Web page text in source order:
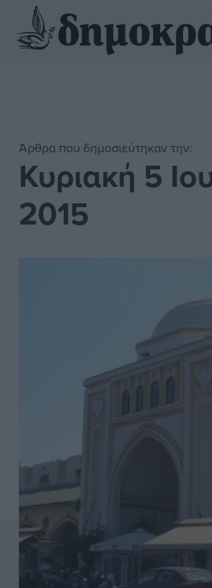
Άρθρα που δημοσιεύτηκαν την:
Κυριακή 5
2015